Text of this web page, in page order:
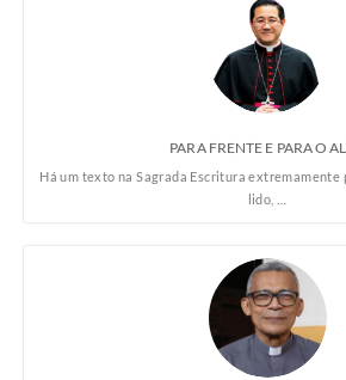
PARA FRENTE E PARA O
Há um texto na Sagrada Escritura extremamente
lido, …